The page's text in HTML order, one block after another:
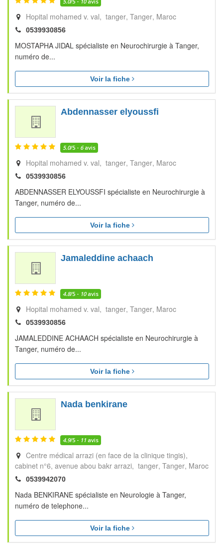
Hopital mohamed v. val, tanger Tanger Maroc
0539930856
MOSTAPHA JIDAL spécialiste en Neurochirurgie à Tanger,
numéro de...
Voir la fiche
Abdennasser elyoussfi
5.0/5 - 6avis
Hopital mohamed v. val, tanger Tanger Maroc
0539930856
ABDENNASSER ELYOUSSFI spécialiste en Neurochirurgie à
Tanger, numéro de...
Voir la fiche
Jamaleddine achaach
4.8/5 - 10avis
Hopital mohamed v. val, tanger Tanger Maroc
0539930856
JAMALEDDINE ACHAACH spécialiste en Neurochirurgie à
Tanger, numéro de...
Voir la fiche
Nada benkirane
4.9/5 - 11 avis
Centre médical arrazi (en face de la clinique tingis),
cabinet n°6, avenue abou bakr arrazi, tanger Tanger Maroc
0539942070
Nada BENKIRANE spécialiste en Neurologie à Tanger,
numéro de telephone...
Voir la fiche